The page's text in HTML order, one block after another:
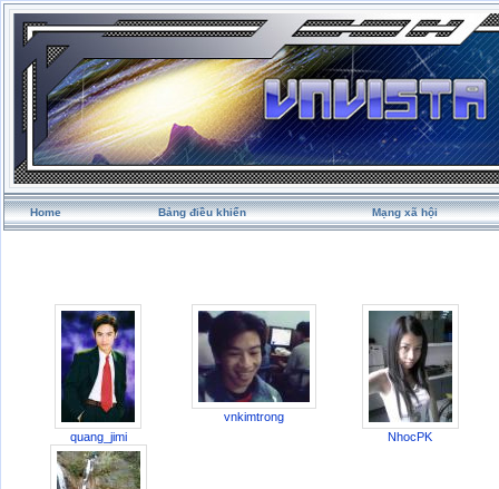
Home Bảng điều khiển Mạng xã hội
quang_jimi
vnkimtrong
NhocPK